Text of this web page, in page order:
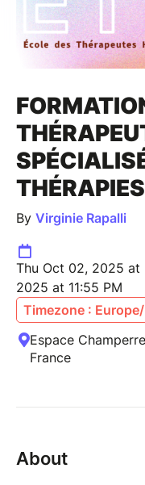
By Virginie Rapalli
Thu Oct 02, 2025
2025 at 11:55 PM
Timezone :
Espace
France
About